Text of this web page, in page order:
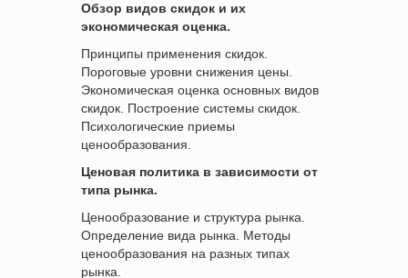
Обзор видов скидок и их
экономическая оценка.
Принципы применения скидок.
Пороговые уровни снижения цены.
Экономическая оценка основных видов
скидок. Построение системы скидок.
Психологические приемы
ценообразования.
Ценовая политика в зависимости от
типа рынка.
Ценообразование и структура рынка.
Определение вида рынка. Методы
ценообразования на разных типах
рынка.